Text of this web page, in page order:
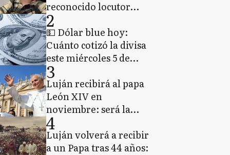
reconocido locutor
murió tras
descompensarse
durante un programa
de streaming en vivo
2
💵 Dólar blue hoy:
Cuánto cotizó la divisa
este miércoles 5 de
agosto de 2026
3
Luján recibirá al papa
León XIV en
noviembre: será la
primera visita de un
Pontífice a la Basílica
en más de 40 años
4
Luján volverá a recibir
a un Papa tras 44 años: